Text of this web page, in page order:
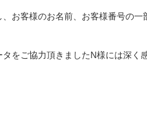
お客様のお名前、お客様番号の一
をご協力頂きましたN様には深く